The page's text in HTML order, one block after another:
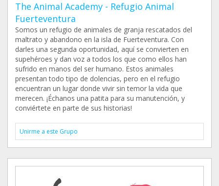
The Animal Academy - Refugio Animal
Fuerteventura
Somos un refugio de animales de granja rescatados del
maltrato y abandono en la isla de Fuerteventura. Con
darles una segunda oportunidad, aquí se convierten en
supehéroes y dan voz a todos los que como ellos han
sufrido en manos del ser humano. Estos animales
presentan todo tipo de dolencias, pero en el refugio
encuentran un lugar donde vivir sin temor la vida que
merecen. ¡Échanos una patita para su manutención, y
conviértete en parte de sus historias!
Unirme a este Grupo